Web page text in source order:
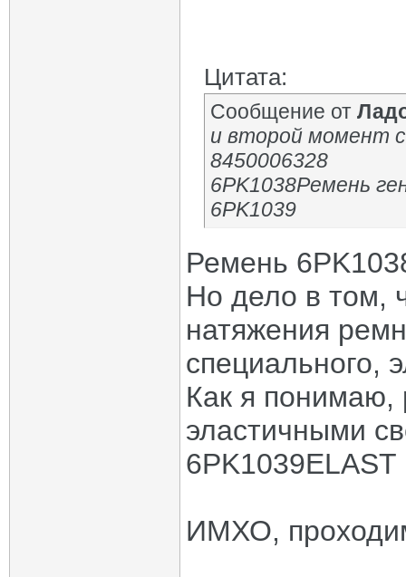
Цитата:
Сообщение от
и второй момент
8450006328
6PK1038Ремень
6PK1039
Ремень
Но дело в том,
натяжения
специального,
Как я понимаю,
эластичными
6PK1039ELAST
ИМХО,